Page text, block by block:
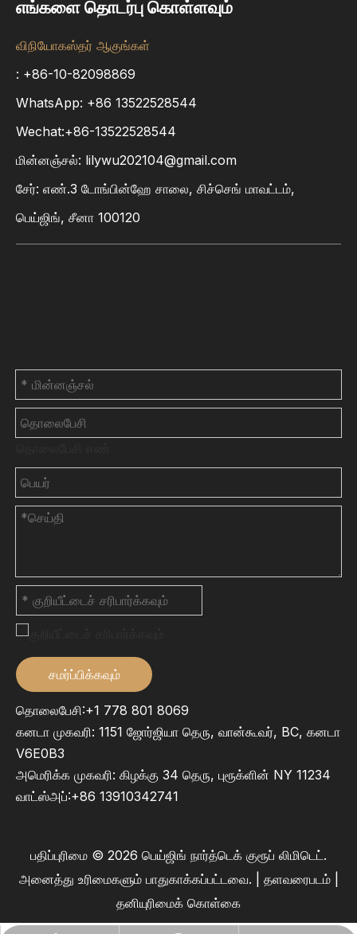
எங்களை தொடர்பு கொள்ளவும்
விநியோகஸ்தர் ஆகுங்கள்
: +86-10-82098869
WhatsApp: +86 13522528544
Wechat:+86-13522528544
மின்னஞ்சல்: lilywu202104@gmail.com
சேர்: எண்.3 டோங்பின்ஹே சாலை, சிச்செங் மாவட்டம்,
பெய்ஜிங், சீனா 100120
சமர்ப்பிக்கவும்
தொலைபேசி:+1 778 801 8069
கனடா முகவரி: 1151 ஜோர்ஜியா தெரு, வான்கூவர், BC, கனடா
V6E0B3
அமெரிக்க முகவரி: கிழக்கு 34 தெரு, புரூக்ளின் NY 11234
வாட்ஸ்அப்:+86 13910342741
பதிப்புரிமை © 2026 பெய்ஜிங் நார்த்டெக் குரூப் லிமிடெட்.
அனைத்து உரிமைகளும் பாதுகாக்கப்பட்டவை. | தளவரைபடம்|
தனியுரிமைக் கொள்கை